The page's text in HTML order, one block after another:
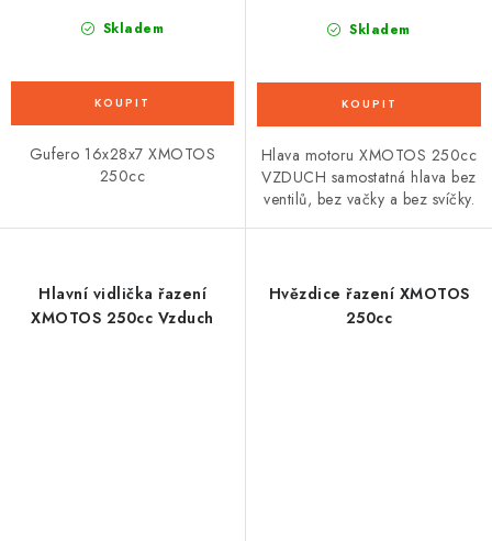
Skladem
Gufero 16x28x7 XMOTOS
250cc
Skladem
Hlava motoru XMOTOS 250cc
VZDUCH samostatná hlava bez
ventilů, bez vačky a bez svíčky.
Hlavní vidlička řazení
XMOTOS 250cc Vzduch
Hvězdice řazení XMOTOS
250cc